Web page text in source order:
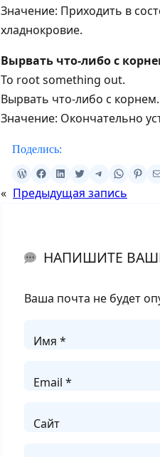
Значение: Приходить в
хладнокровие.
Вырвать что-либо с
To root something out.
Вырвать что-либо с корнем.
Значение: Окончательно
Поделись:
« Предыдущая запись
НАПИШИТЕ
Ваша почта не будет
Имя *
Email *
Сайт